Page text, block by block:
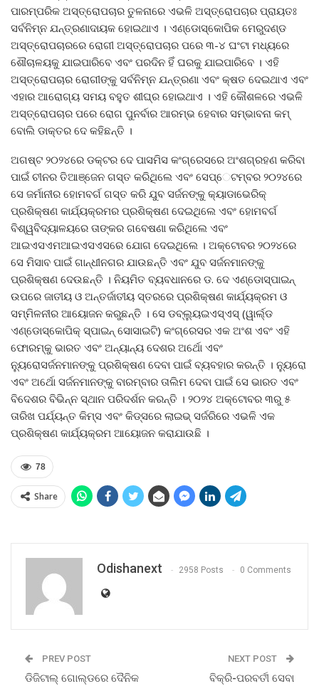
ପାରମ୍ପରିକ ଅସ୍ତ୍ରୋପଚାର ତୁଳନାରେ ଏଭଳି ଅସ୍ତ୍ରୋପଚାର ପ୍ରାୟତଃ
ସର୍ବନିମ୍ନ ଯନ୍ତ୍ରଣାଦାୟକ ହୋଇଥାଏ । ଏଣ୍ଡୋସ୍କୋପିକ ମେରୁଦଣ୍ଡ
ଅସ୍ତ୍ରୋପଚାରରେ ରୋଗୀ ଅସ୍ତ୍ରୋପଚାର ପରେ ୩-୪ ଘଂଟା ମଧ୍ୟରେ
ଶୌଚାଳୟକୁ ଯାଇପାରିବେ ଏବଂ ପରଦିନ ହିଁ ଘରକୁ ଯାଇପାରିବେ । ଏହି
ଅସ୍ତ୍ରୋପଚାର ରୋଗୀଙ୍କୁ ସର୍ବନିମ୍ନ ଯନ୍ତ୍ରଣା ଏବଂ କ୍ଷତ ଦେଇଥାଏ ଏବଂ
ଏହାର ଆରୋଗ୍ୟ ସମୟ ବହୁତ ଶୀଘ୍ର ହୋଇଥାଏ । ଏହି କୌଶଳରେ ଏଭଳି
ଅସ୍ତ୍ରୋପଚାର ପରେ ରୋଗ ପୁନର୍ବାର ଆରମ୍ଭ ହେବାର ସମ୍ଭାବନା କମ୍
ବୋଲି ଡାକ୍ତର ଦେ କହିଛନ୍ତି ।
ଅଗଷ୍ଟ ୨୦୨୪ରେ ଡକ୍ଟର ଦେ ପାସମିସ କଂଗ୍ରେସରେ ଅଂଶଗ୍ରହଣ କରିବା
ପାଇଁ ଚୀନର ତିଆଞ୍ଜେନ ଗସ୍ତ କରିଥିଲେ ଏବଂ ସେପ୍େଟମ୍ବର ୨୦୨୪ରେ
ସେ ଜର୍ମାନୀର ହୋମବର୍ଗ ଗସ୍ତ କରି ଯୁବ ସର୍ଜନଙ୍କୁ କ୍ୟାଡାଭେରିକ୍
ପ୍ରଶିକ୍ଷଣ କାର୍ଯ୍ୟକ୍ରମର ପ୍ରଶିକ୍ଷଣ ଦେଇଥିଲେ ଏବଂ ହୋମବର୍ଗ
ବିଶ୍ୱବିଦ୍ୟାଳୟରେ ତାଙ୍କର ଗବେଷଣା କରିଥିଲେ ଏବଂ
ଆଇଏସଏମଆଇଏସଏସରେ ଯୋଗ ଦେଇଥିଲେ । ଅକ୍ଟୋବର ୨୦୨୪ରେ
ସେ ମିସାବ ପାଇଁ ଗାନ୍ଧୀନଗର ଯାଉଛନ୍ତି ଏବଂ ଯୁବ ସର୍ଜନମାନଙ୍କୁ
ପ୍ରଶିକ୍ଷଣ ଦେଉଛନ୍ତି । ନିୟମିତ ବ୍ୟବଧାନରେ ଡ. ଦେ ଏଣ୍ଡୋସ୍ପାଇନ୍
ଉପରେ ଜାତୀୟ ଓ ଅନ୍ତର୍ଜାତୀୟ ସ୍ତରରେ ପ୍ରଶିକ୍ଷଣ କାର୍ଯ୍ୟକ୍ରମ ଓ
ସମ୍ମିଳନୀର ଆୟୋଜନ କରୁଛନ୍ତି । ସେ ଡବ୍ଲ୍ୟୁଇଏସ୍‌ଏସ୍ (ୱାର୍ଲ୍ଡ
ଏଣ୍ଡୋସ୍କୋପିକ୍ ସ୍ପାଇନ୍ ସୋସାଇଟି) କଂଗ୍ରେସର ଏକ ଅଂଶ ଏବଂ ଏହି
ଫୋରମ୍‌କୁ ଭାରତ ଏବଂ ଅନ୍ୟାନ୍ୟ ଦେଶର ଅର୍ଥୋ ଏବଂ
ନ୍ୟୁରୋସର୍ଜନମାନଙ୍କୁ ପ୍ରଶିକ୍ଷଣ ଦେବା ପାଇଁ ବ୍ୟବହାର କରନ୍ତି । ନ୍ୟୁରୋ
ଏବଂ ଅର୍ଥୋ ସର୍ଜନମାନଙ୍କୁ ବାରମ୍ବାର ତାଲିମ ଦେବା ପାଇଁ ସେ ଭାରତ ଏବଂ
ବିଦେଶର ବିଭିନ୍ନ ସ୍ଥାନ ପରିଦର୍ଶନ କରନ୍ତି । ୨୦୨୪ ଅକ୍ଟୋବର ୩ରୁ ୫
ତାରିଖ ପର୍ଯ୍ୟନ୍ତ କିମ୍‌ସ ଏବଂ କିଡ୍‌ସରେ ଲାଇଭ୍ ସର୍ଜରିରେ ଏଭଳି ଏକ
ପ୍ରଶିକ୍ଷଣ କାର୍ଯ୍ୟକ୍ରମ ଆୟୋଜନ କରାଯାଉଛି ।
78
Share
Odishanext 2958 Posts 0 Comments
PREV POST
ଡିଜିଟାଲ୍ ଗୋଲ୍ଡରେ ଦୈନିକ
NEXT POST
ବିକ୍ରି-ପରବର୍ତୀ ସେବା